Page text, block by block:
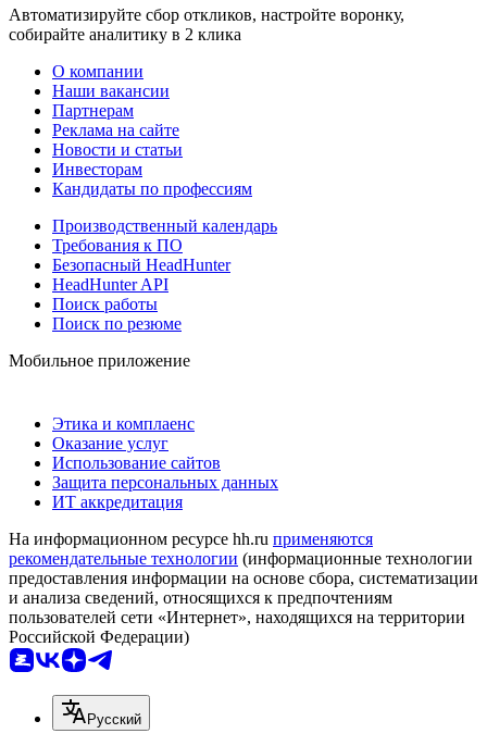
Автоматизируйте сбор откликов, настройте воронку,
собирайте аналитику в 2 клика
О компании
Наши вакансии
Партнерам
Реклама на сайте
Новости и статьи
Инвесторам
Кандидаты по профессиям
Производственный календарь
Требования к ПО
Безопасный HeadHunter
HeadHunter API
Поиск работы
Поиск по резюме
Мобильное приложение
Этика и комплаенс
Оказание услуг
Использование сайтов
Защита персональных данных
ИТ аккредитация
На информационном ресурсе hh.ru применяются
рекомендательные технологии (информационные технологии
предоставления информации на основе сбора, систематизации
и анализа сведений, относящихся к предпочтениям
пользователей сети «Интернет», находящихся на территории
Российской Федерации)
Русский